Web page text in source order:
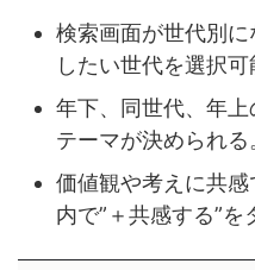
検索画面が世代別
したい世代を選択可
年下、同世代、年
テーマが決められる
価値観や考えに共
内で”＋共感する”を